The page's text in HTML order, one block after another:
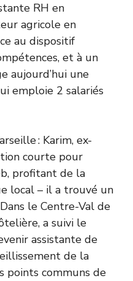
RH en
agricole en
au dispositif
et à un
aujourd’hui une
emploie 2 salariés
: Karim, ex-
courte pour
profitant de la
local – il a trouvé un
le Centre-Val de
a suivi le
assistante de
de la
points communs de